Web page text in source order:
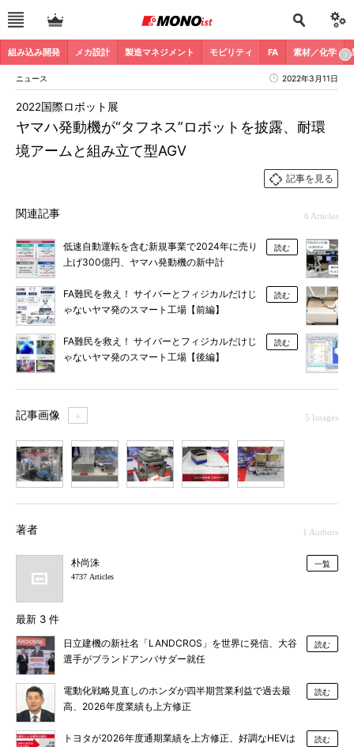
組み込み開発 メカ設計 製造マネジメント モビリティ FA 素材／化学
ニュース 2022年3月11日
ヤマハ発動機が“タフネス”ロボットを披露、耐環
境アームと組み立て型AGV
2022国際ロボット展
記事を見る
関連記事 6 Articles
低速自動運転を含む新規事業で2024年に売り
上げ300億円、ヤマハ発動機の新中計
読む
FA難民を救え！ サイバーとフィジカルだけじ
ゃないヤマ発のスマート工場【前編】
読む
FA難民を救え！ サイバーとフィジカルだけじ
ゃないヤマ発のスマート工場【後編】
読む
記事画像 ＋ 5 Images
著者 1 Authors
朴尚洙
4737 Articles
一覧
最新 3 件
日立建機の新社名「LANDCROS」を世界に発信、大谷
選手がブランドアンバサダー就任
読む
電動化戦略見直しのホンダが四半期営業利益で過去最
高、2026年度業績も上方修正
読む
トヨタが2026年度通期業績を上方修正、好調なHEVは
読む